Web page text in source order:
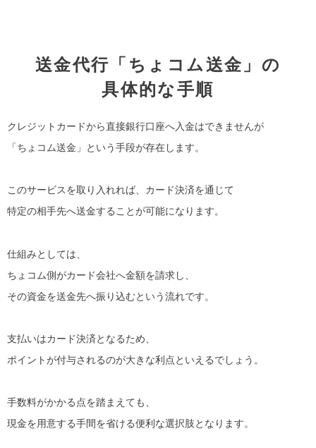
送金代行「ちょコム送金」の
具体的な手順
クレジットカードから直接銀行口座へ入金はできませんが
「ちょコム送金」という手段が存在します。
このサービスを取り入れれば、カード決済を通じて
特定の相手先へ送金することが可能になります。
仕組みとしては、
ちょコム側がカード会社へ金額を請求し、
その資金を送金先へ振り込むという流れです。
支払いはカード決済となるため、
ポイントが付与されるのが大きな利点といえるでしょう。
手数料がかかる点を踏まえても、
現金を用意する手間を省ける便利な選択肢となります。